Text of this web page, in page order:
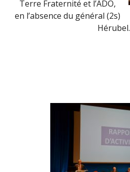
Terre Fraternité et l’ADO,
en l’absence du général (2s)
Hérubel.